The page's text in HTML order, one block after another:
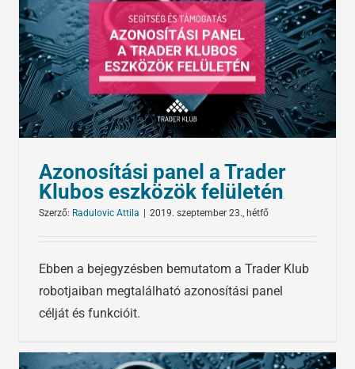
Azonosítási panel a Trader
Klubos eszközök felületén
Szerző: Radulovic Attila 2019. szeptember 23., hétfő
Ebben a bejegyzésben bemutatom a Trader Klub
robotjaiban megtalálható azonosítási panel
célját és funkcióit.